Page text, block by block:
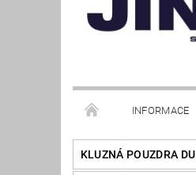
INFORMACE
KLUZNÁ POUZDRA DU